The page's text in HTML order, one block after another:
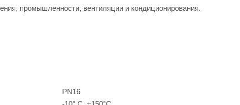
промышленности, вентиляции и кондиционирования.
PN16